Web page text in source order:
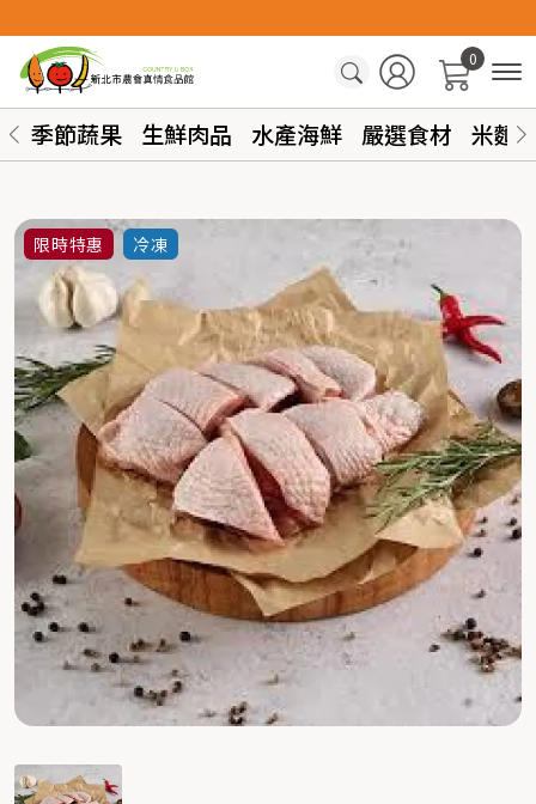
0
季節蔬果 生鮮肉品 水產海鮮 嚴選食材 米麵
限時特惠 冷凍